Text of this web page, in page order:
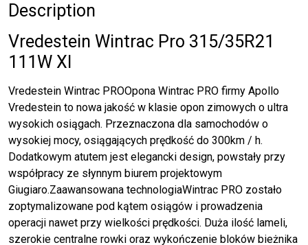
Description
Vredestein Wintrac Pro 315/35R21
111W Xl
Vredestein Wintrac PROOpona Wintrac PRO firmy Apollo
Vredestein to nowa jakość w klasie opon zimowych o ultra
wysokich osiągach. Przeznaczona dla samochodów o
wysokiej mocy, osiągających prędkość do 300km / h.
Dodatkowym atutem jest elegancki design, powstały przy
współpracy ze słynnym biurem projektowym
Giugiaro.Zaawansowana technologiaWintrac PRO zostało
zoptymalizowane pod kątem osiągów i prowadzenia
operacji nawet przy wielkości prędkości. Duża ilość lameli,
szerokie centralne rowki oraz wykończenie bloków bieżnika